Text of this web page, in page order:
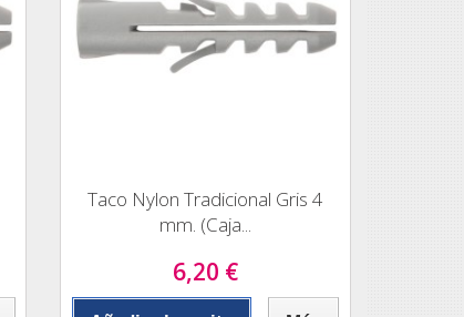
Taco Nylon Tradicional Gris 4
mm. (Caja...
6,20 €